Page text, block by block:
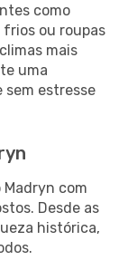
como
frios ou roupas
mais
uma
estresse
com
Desde as
histórica,